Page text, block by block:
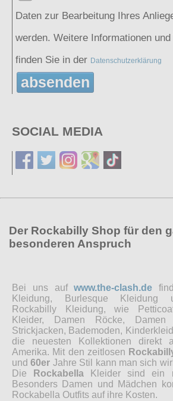
Daten zur Bearbeitung Ihres
werden. Weitere Informationen
finden Sie in der Datenschutzerklärung
absenden
SOCIAL MEDIA
Der Rockabilly Shop für den
besonderen Anspruch
Bei uns aufwww.the-clash.de
Kleidung, Burlesque Kleidung
Rockabilly Kleidung, wie
Kleider, Damen Röcke, Damen
Strickjacken, Bademoden,
die neuesten Kollektionen direkt
Amerika. Mit den zeitlosen
und60er Jahre Stil kann man sich
Die
Rockabella Kleider sind ein
Besonders Damen und Mädchen
Rockabella Outfits auf ihre Kosten.